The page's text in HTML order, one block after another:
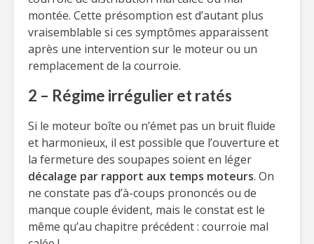
montée. Cette présomption est d’autant plus
vraisemblable si ces symptômes apparaissent
après une intervention sur le moteur ou un
remplacement de la courroie.
2 – Régime irrégulier et ratés
Si le moteur boîte ou n’émet pas un bruit fluide
et harmonieux, il est possible que l’ouverture et
la fermeture des soupapes soient en léger
décalage par rapport aux temps moteurs. On
ne constate pas d’à-coups prononcés ou de
manque couple évident, mais le constat est le
même qu’au chapitre précédent : courroie mal